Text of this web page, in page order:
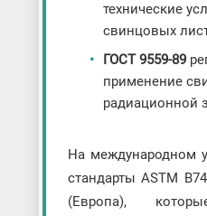
технические
свинцовых
ГОСТ 9559-89
применение
радиационной
На международном
стандарты ASTM
(Европа),